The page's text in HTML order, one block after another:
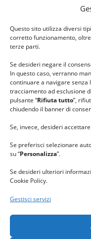
Questo sito utilizza diversi
corretto funzionamento,
terze parti.
Se desideri negare il
In questo caso, verranno
continuare a navigare
tracciamento ad esclusione
pulsante “Rifiuta tutto”,
chiudendo il banner di
Se, invece, desideri
Se preferisci selezionare
su “Personalizza”.
Se desideri ulteriori
Cookie Policy.
Gestisci servizi